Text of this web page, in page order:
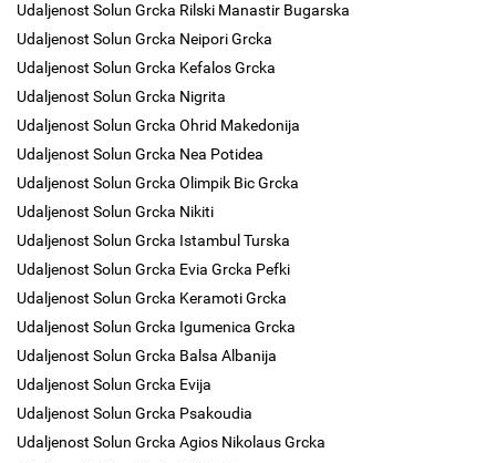
Udaljenost Solun Grcka Rilski Manastir Bugarska
Udaljenost Solun Grcka Neipori Grcka
Udaljenost Solun Grcka Kefalos Grcka
Udaljenost Solun Grcka Nigrita
Udaljenost Solun Grcka Ohrid Makedonija
Udaljenost Solun Grcka Nea Potidea
Udaljenost Solun Grcka Olimpik Bic Grcka
Udaljenost Solun Grcka Nikiti
Udaljenost Solun Grcka Istambul Turska
Udaljenost Solun Grcka Evia Grcka Pefki
Udaljenost Solun Grcka Keramoti Grcka
Udaljenost Solun Grcka Igumenica Grcka
Udaljenost Solun Grcka Balsa Albanija
Udaljenost Solun Grcka Evija
Udaljenost Solun Grcka Psakoudia
Udaljenost Solun Grcka Agios Nikolaus Grcka